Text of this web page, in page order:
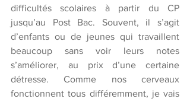
difficultés scolaires à partir du CP
jusqu’au Post Bac. Souvent, il s’agit
d’enfants ou de jeunes qui travaillent
beaucoup sans voir leurs notes
s’améliorer, au prix d’une certaine
détresse. Comme nos cerveaux
fonctionnent tous différemment, je vais